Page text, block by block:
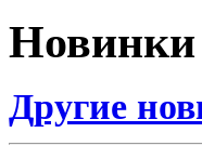
Новинки
Другие